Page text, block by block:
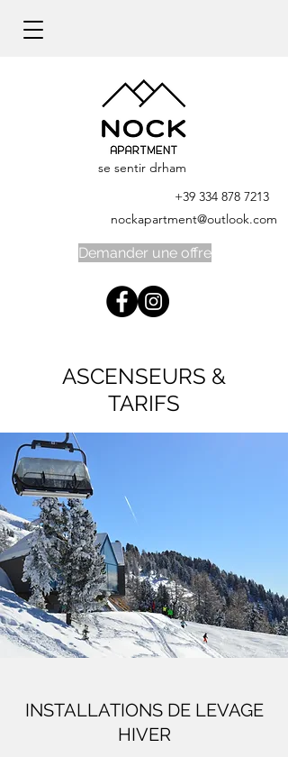
se sentir drham
+39 334 878 7213
nockapartment@outlook.com
Demander une offre
ASCENSEURS &
TARIFS
INSTALLATIONS DE LEVAGE
HIVER